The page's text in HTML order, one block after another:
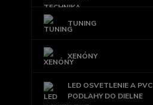
TUNING
XENÓNY
LED OSVETLENIE A PVC
PODLAHY DO DIELNE